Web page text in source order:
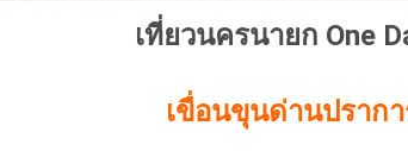
เที่ยวนครนายก One
เขื่อนขุนด่านปราก